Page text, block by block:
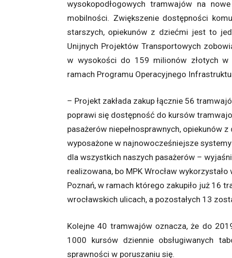
wysokopodłogowych tramwajów na
mobilności. Zwiększenie dostępności
starszych, opiekunów z dziećmi jest to
Unijnych Projektów Transportowych
w wysokości do 159 milionów złotych w
ramach Programu Operacyjnego
– Projekt zakłada zakup łącznie 56
poprawi się dostępność do kursów
pasażerów niepełnosprawnych, opiekunów
wyposażone w najnowocześniejsze
dla wszystkich naszych pasażerów –
realizowana, bo MPK Wrocław
Poznań, w ramach którego zakupiło już 16
wrocławskich ulicach, a pozostałych 13
Kolejne 40 tramwajów oznacza, że do
1000 kursów dziennie obsługiwanych
sprawności w poruszaniu się.